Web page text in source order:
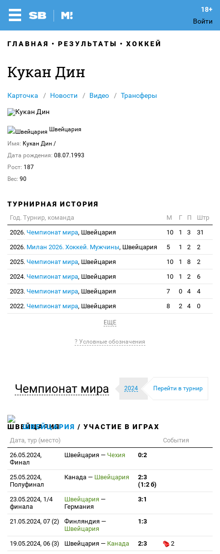
Войти
ГЛАВНАЯ РЕЗУЛЬТАТЫ ХОККЕЙ
Кукан Дин
Карточка Новости Видео Трансферы
Швейцария
Имя: Кукан Дин /
Дата рождения: 08.07.1993
Рост: 187
Вес: 90
ТУРНИРНАЯ ИСТОРИЯ
Год. Турнир, команда М Г П
Штр
2026. Чемпионат мира, Швейцария 10 1 3
31
2026. Милан 2026. Хоккей. Мужчины, Швейцария 5 1 2
2
2025. Чемпионат мира, Швейцария 10 1 8
2
2024. Чемпионат мира, Швейцария 10 1 2
6
2023. Чемпионат мира, Швейцария 7 0 4
4
2022. Чемпионат мира, Швейцария 8 2 4 0
ЕЩЕ
? Условные обозначения
Чемпионат мира 2024 Перейти в турнир
ШВЕЙЦАРИЯ / УЧАСТИЕ В ИГРАХ
Дата, тур (место)
События
26.05.2024,
Финал
Швейцария — Чехия 0:2
25.05.2024,
Полуфинал
Канада — Швейцария
2:3
(1:2 б)
23.05.2024, 1/4
финала
Швейцария —
Германия
3:1
21.05.2024, 07 (2) Финляндия —
Швейцария
1:3
19.05.2024, 06 (3) Швейцария — Канада 2:3
2